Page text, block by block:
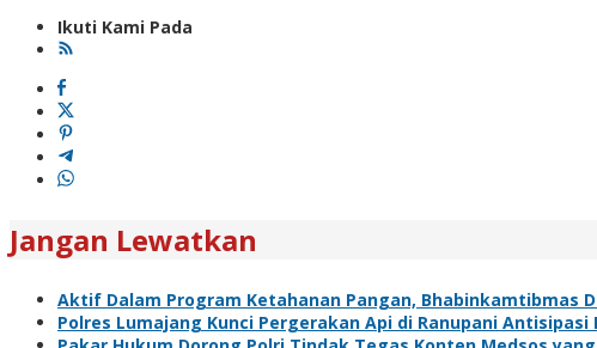
Ikuti Kami Pada
Jangan Lewatkan
Aktif Dalam Program Ketahanan Pangan, Bhabinkamtibmas
Polres Lumajang Kunci Pergerakan Api di Ranupani Antisipasi